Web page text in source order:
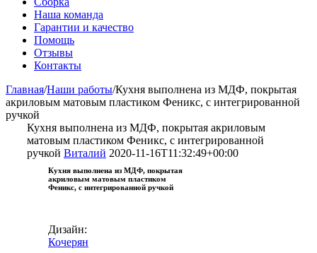
Наша команда
Гарантии и качество
Помощь
Отзывы
Контакты
Главная/Наши работы/Кухня выполнена из МДФ, покрытая
акриловым матовым пластиком Феникс, с интегрированной
ручкой
Кухня выполнена из МДФ, покрытая акриловым
матовым пластиком Феникс, с интегрированной
ручкой Виталий 2020-11-16T11:32:49+00:00
Кухня выполнена из МДФ, покрытая
акриловым матовым пластиком
Феникс, с интегрированной ручкой
Дизайн:
Кочерян